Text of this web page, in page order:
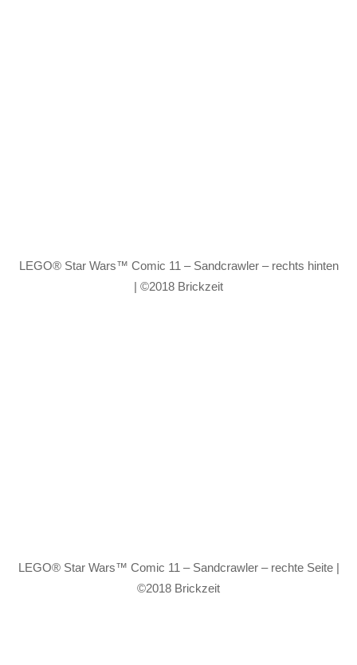
LEGO® Star Wars™ Comic 11 – Sandcrawler – rechts hinten
| ©2018 Brickzeit
LEGO® Star Wars™ Comic 11 – Sandcrawler – rechte Seite |
©2018 Brickzeit